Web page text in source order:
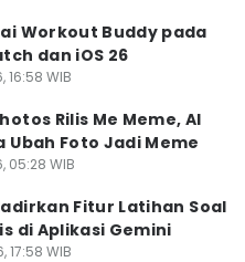
Workout Buddy pada
dan iOS 26
16:58 WIB
Rilis Me Meme, AI
Ubah Foto Jadi Meme
05:28 WIB
Fitur Latihan Soal
di Aplikasi Gemini
17:58 WIB